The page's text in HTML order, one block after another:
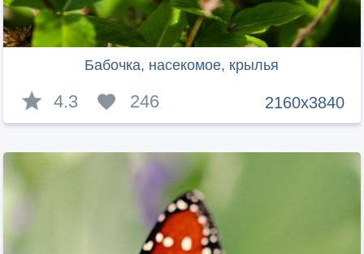
Бабочка, насекомое, крылья
2160x3840
4.3 246